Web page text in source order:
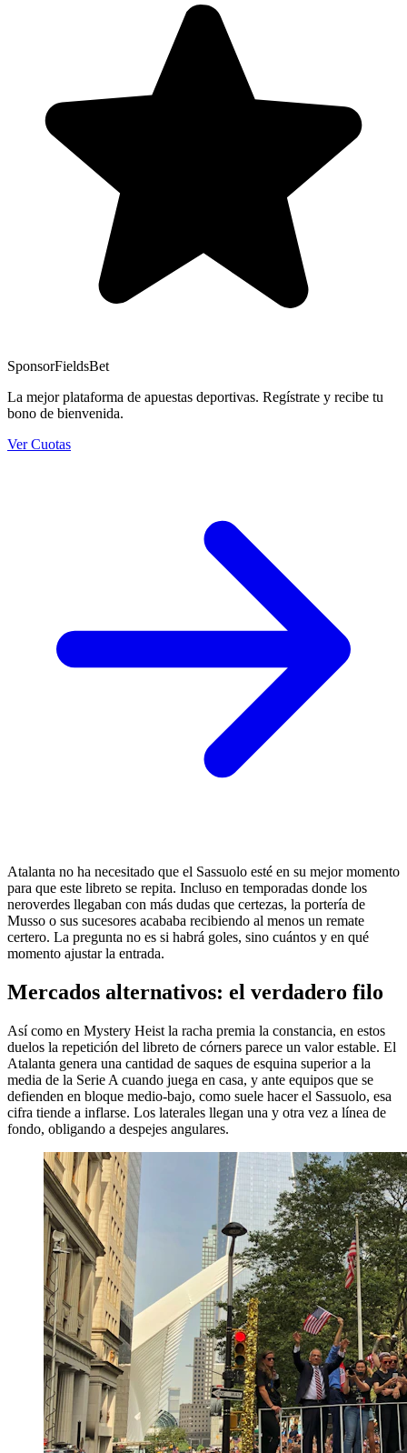
SponsorFieldsBet
La mejor plataforma de apuestas deportivas. Regístrate y recibe tu
bono de bienvenida.
Ver Cuotas
Atalanta no ha necesitado que el Sassuolo esté en su mejor momento
para que este libreto se repita. Incluso en temporadas donde los
neroverdes llegaban con más dudas que certezas, la portería de
Musso o sus sucesores acababa recibiendo al menos un remate
certero. La pregunta no es si habrá goles, sino cuántos y en qué
momento ajustar la entrada.
Mercados alternativos: el verdadero filo
Así como en Mystery Heist la racha premia la constancia, en estos
duelos la repetición del libreto de córners parece un valor estable. El
Atalanta genera una cantidad de saques de esquina superior a la
media de la Serie A cuando juega en casa, y ante equipos que se
defienden en bloque medio-bajo, como suele hacer el Sassuolo, esa
cifra tiende a inflarse. Los laterales llegan una y otra vez a línea de
fondo, obligando a despejes angulares.